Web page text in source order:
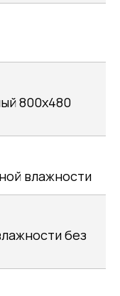
800х480
влажности
без